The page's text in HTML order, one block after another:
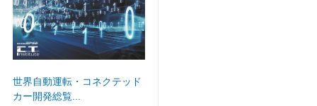
世界自動運転・コネクテッド
カー開発総覧...